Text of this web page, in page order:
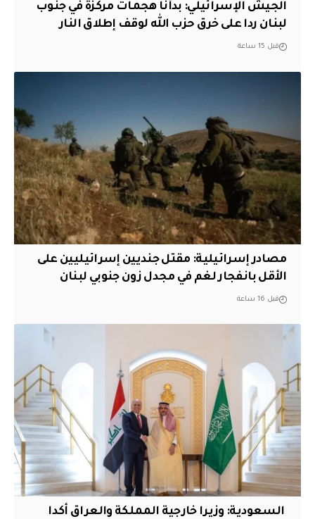
الجيش الإسرائيلي: بدأنا هجمات مركزة في جنوب
لبنان ردا على خرق حزب الله لوقف إطلاق النار
قبل 15 ساعة
مصادر إسرائيلية: مقتل جنديين إسرائيليين على
الأقل بانفجار لغم في مجدل زون جنوبي لبنان
قبل 16 ساعة
‏ السعودية: وزيرا خارجية المملكة والعراق أكدا